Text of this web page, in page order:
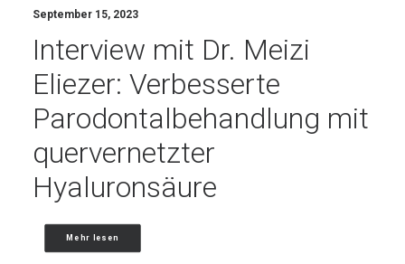
September 15, 2023
Interview mit Dr. Meizi
Eliezer: Verbesserte
Parodontalbehandlung mit
quervernetzter
Hyaluronsäure
Mehr lesen